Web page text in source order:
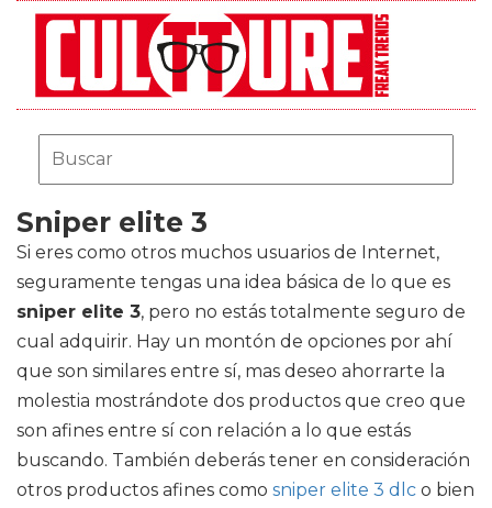
Sniper elite 3
Si eres como otros muchos usuarios de Internet,
seguramente tengas una idea básica de lo que es
sniper elite 3, pero no estás totalmente seguro de
cual adquirir. Hay un montón de opciones por ahí
que son similares entre sí, mas deseo ahorrarte la
molestia mostrándote dos productos que creo que
son afines entre sí con relación a lo que estás
buscando. También deberás tener en consideración
otros productos afines como sniper elite 3 dlc o bien